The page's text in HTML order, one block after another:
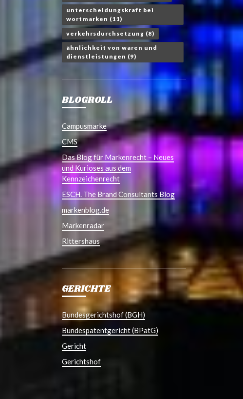
unterscheidungskraft bei
wortmarken (11)
verkehrsdurchsetzung (8)
ähnlichkeit von waren und
dienstleistungen (9)
BLOGROLL
Campusmarke
CMS
Das Blog für Markenrecht – Neues
und Kurioses aus dem
Kennzeichenrecht
ESCH. The Brand Consultants Blog
markenblog.de
Markenradar
Rittershaus
GERICHTE
Bundesgerichtshof (BGH)
Bundespatentgericht (BPatG)
Gericht
Gerichtshof